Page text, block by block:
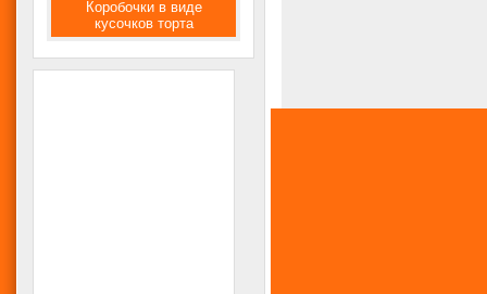
Коробочки в виде
кусочков торта